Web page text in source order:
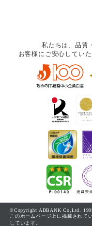
私たちは、品質
お客様にご安心してい
©Copyright ADBANK Co,Ltd.
このホームページ上に掲載されて
しています。